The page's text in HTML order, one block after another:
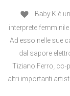
Baby K è
interprete
Ad esso nelle sue
dal sapore
Tiziano Ferro, co-
altri importanti